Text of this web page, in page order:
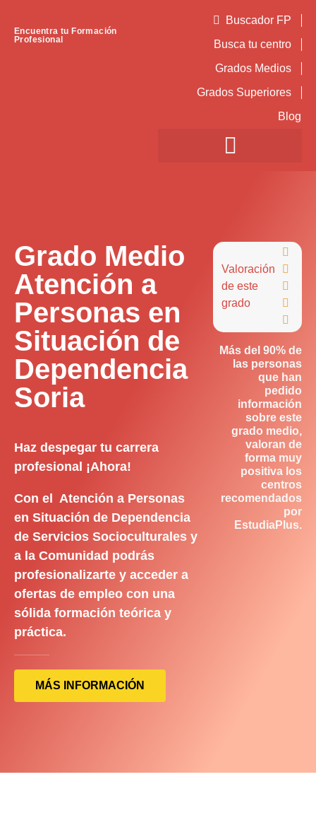
Encuentra tu Formación
Profesional
Buscador FP
Busca tu centro
Grados Medios
Grados Superiores
Blog
Grado Medio
Atención a
Personas en
Situación de
Dependencia
Soria
Haz despegar tu carrera
profesional ¡Ahora!
Con el Atención a Personas
en Situación de Dependencia
de Servicios Socioculturales y
a la Comunidad podrás
profesionalizarte y acceder a
ofertas de empleo con una
sólida formación teórica y
práctica.
MÁS INFORMACIÓN
Valoración
de este
grado





Más del 90% de
las personas
que han
pedido
información
sobre este
grado medio,
valoran de
forma muy
positiva los
centros
recomendados
por
EstudiaPlus.